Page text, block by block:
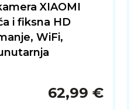
XIAOMI
i fiksna HD
WiFi,
62,99 €